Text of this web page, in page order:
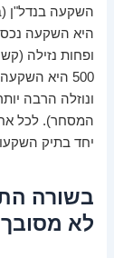
השקעה בנדל"ן
היא השקעה נכס
500 היא
ונוזלה הרבה
המסחר). לכל
יחד בתיק
בשורה
לא